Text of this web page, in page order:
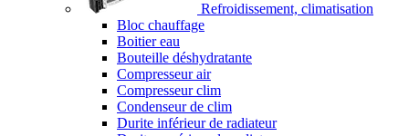
Refroidissement, climatisation
Bloc chauffage
Boitier eau
Bouteille déshydratante
Compresseur air
Compresseur clim
Condenseur de clim
Durite inférieur de radiateur